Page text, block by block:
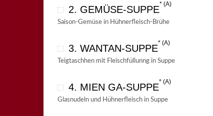
2. GEMÜSE-SUPPE A
Saison-Gemüse in Hühnerfleisch-Brühe
3. WANTAN-SUPPE A
Teigtaschhen mit Fleischfüllunng in Suppe
4. MIEN GA-SUPPE A
Glasnudeln und Hühnerfleisch in Suppe